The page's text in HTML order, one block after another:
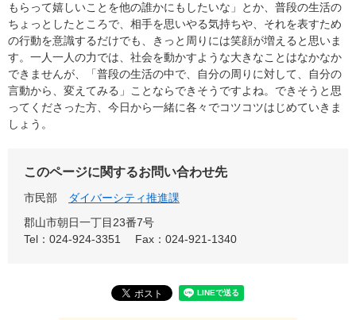
もらって嬉しいことを他の誰かにもしたいな」とか、普段の生活の
ちょっとしたところで、相手を思いやる気持ちや、それを表すため
の行動を意識するだけでも、きっと周りには笑顔が増えると思いま
す。一人一人の力では、社会を動かすような大きなことはなかなか
できませんが、「普段の生活の中で、自分の周りに対して、自分の
言動から、変えてみる」ことならできそうですよね。できそうと思
ってくださった方、今日から一緒に各々でコツコツはじめていきま
しょう。
このページに関するお問い合わせ先
市民部
ダイバーシティ推進課
郡山市朝日一丁目23番7号
Tel：024-924-3351
Fax：024-921-1340